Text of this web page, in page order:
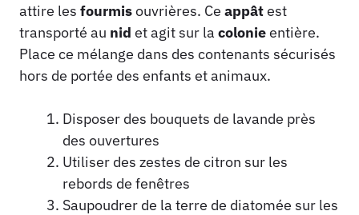
attire les fourmisouvrières. Ce appâtest
transporté au nid et agit sur la colonieentière.
Place ce mélange dans des contenants sécurisés
hors de portée des enfants et animaux.
Disposer des bouquets de lavande près
des ouvertures
Utiliser des zestes de citron sur les
rebords de fenêtres
Saupoudrer de la terre de diatomée sur les